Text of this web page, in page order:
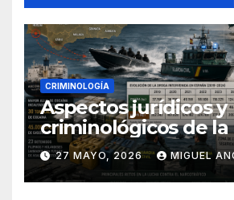
CRIMINOLOGÍA
Aspectos jurídicos y
criminológicos de la
lucha contra el
en el sur de España
27 MAYO, 2026 MIGUEL